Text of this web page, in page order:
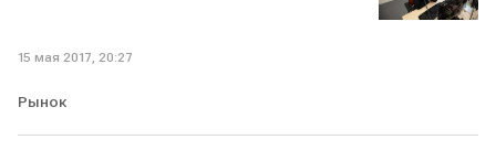
15 мая 2017, 20:27
Рынок